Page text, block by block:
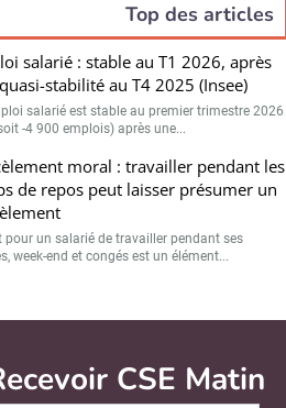
Top des articles
salarié : stable au T1 2026, après
stabilité au T4 2025 (Insee)
salarié est stable au premier trimestre 2026
-4 900 emplois) après une...
moral : travailler pendant les
de repos peut laisser présumer un
pour un salarié de travailler pendant ses
week-end et congés est un élément...